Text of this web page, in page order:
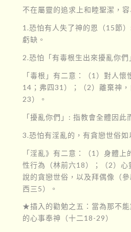
不在屬靈的追求上和睦聖潔，
1.恐怕有人失了神的恩（15節
虧缺。
2.恐怕「有毒根生出來擾亂你們
「毒根」有二意：（1）對人
14；弗四31）；（2）離棄神
23）。
「擾亂你們」: 指教會全體因此
3.恐怕有淫亂的，有貪戀世俗如
「淫亂》有二意：（1）身體
性行為（林前六18）；（2）心
說的貪戀世俗，以及拜偶像（
西三5）。
★插入的勸勉之五：當為那不
的心事奉神（十二18-29）